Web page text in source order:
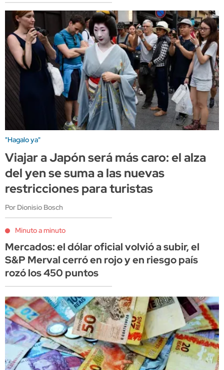
"Hagalo ya"
Viajar a Japón será más caro: el alza
del yen se suma a las nuevas
restricciones para turistas
Por Dionisio Bosch
Minuto a minuto
Mercados: el dólar oficial volvió a subir, el
S&P Merval cerró en rojo y en riesgo país
rozó los 450 puntos